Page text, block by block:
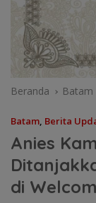
Beranda Batam
Batam, Berita
Anies
di